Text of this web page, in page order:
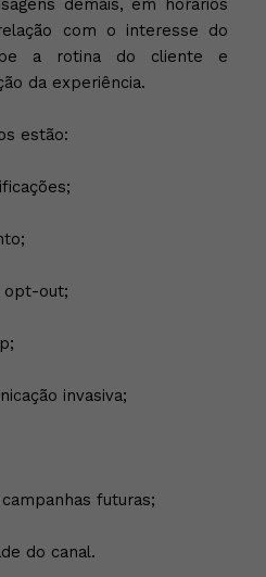
com o interesse do
a rotina do cliente e
da experiência.
estão:
opt-out;
invasiva;
futuras;
do canal.